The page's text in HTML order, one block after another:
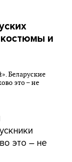
костюмы и
это – не